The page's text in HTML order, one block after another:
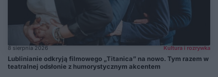
8 sierpnia 2026 Kultura i rozrywka
Lublinianie odkryją filmowego „Titanica” na nowo. Tym razem w
teatralnej odsłonie z humorystycznym akcentem